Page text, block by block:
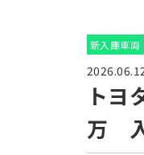
新入庫車両
ト
万